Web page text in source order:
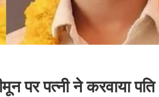
पर पत्नी ने करवाया पति